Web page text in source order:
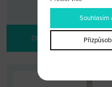
DETAIL PRODUKTU
Souhlasím